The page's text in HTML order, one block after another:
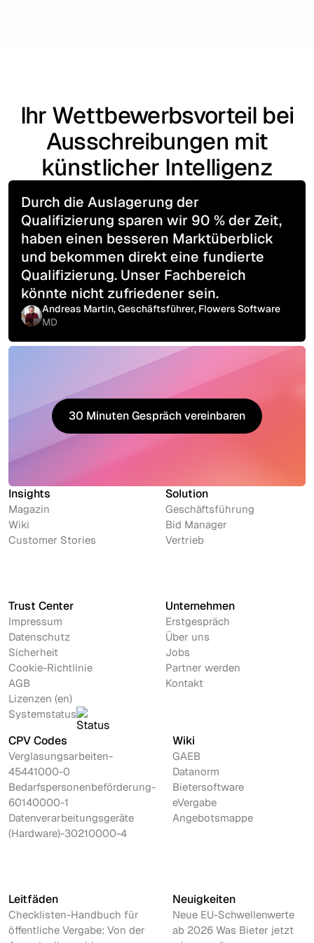
Ihr Wettbewerbsvorteil bei
Ausschreibungen mit
künstlicher Intelligenz
Durch die Auslagerung der
Qualifizierung sparen wir 90 % der Zeit,
haben einen besseren Marktüberblick
und bekommen direkt eine fundierte
Qualifizierung. Unser Fachbereich
könnte nicht zufriedener sein.
Andreas Martin, Geschäftsführer, Flowers Software
MD
30 Minuten Gespräch vereinbaren
30 Minuten Gespräch vereinbaren
Insights
Magazin
Wiki
Customer Stories
Solution
Geschäftsführung
Bid Manager
Vertrieb
Trust Center
Impressum
Datenschutz
Sicherheit
Cookie-Richtlinie
AGB
Lizenzen (en)
Systemstatus
Unternehmen
Erstgespräch
Über uns
Jobs
Partner werden
Kontakt
CPV Codes
Verglasungsarbeiten-
45441000-0
Bedarfspersonenbeförderung-
60140000-1
Datenverarbeitungsgeräte
(Hardware)-30210000-4
Wiki
GAEB
Datanorm
Bietersoftware
eVergabe
Angebotsmappe
Leitfäden
Checklisten-Handbuch für
öffentliche Vergabe: Von der
Neuigkeiten
Neue EU-Schwellenwerte
ab 2026 Was Bieter jetzt